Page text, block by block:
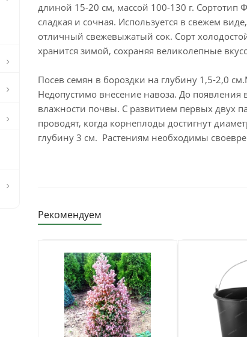
длиной 15-20 см, массой 100-130 г. Сортотип
сладкая и сочная. Используется в свежем
отличный свежевыжатый сок. Сорт
хранится зимой, сохраняя великолепные
Посев семян в бороздки на глубину 1,5-2,0
Недопустимо внесение навоза. До
влажности почвы. С развитием первых двух
проводят, когда корнеплоды достигнут
глубину 3 см. Растениям необходимы
Рекомендуем